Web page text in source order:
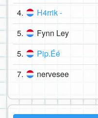
4. H4rrik -
5. Fynn Ley
5. Pip.Éé
7. nervesee